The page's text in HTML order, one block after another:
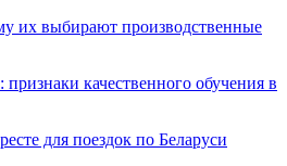
их выбирают производственные
качественного обучения в
для поездок по Беларуси